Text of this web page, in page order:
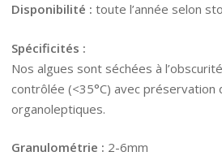
Disponibilité : toute l’année selon
Spécificités :
Nos algues sont séchées à
contrôlée (<35°C) avec préservation
organoleptiques.
Granulométrie : 2-6mm